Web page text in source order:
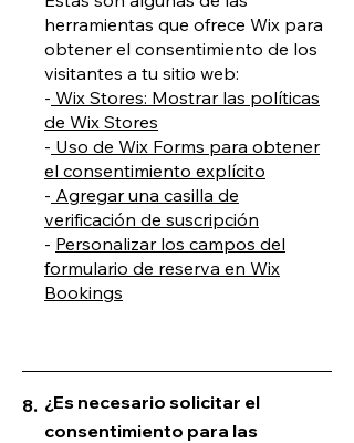
herramientas que ofrece Wix para
obtener el consentimiento de los
visitantes a tu sitio web:
- Wix Stores: Mostrar las políticas
de Wix Stores
- Uso de Wix Forms para obtener
el consentimiento explícito
- Agregar una casilla de
verificación de suscripción
- Personalizar los campos del
formulario de reserva en Wix
Bookings
8. ¿Es necesario solicitar el
consentimiento para las